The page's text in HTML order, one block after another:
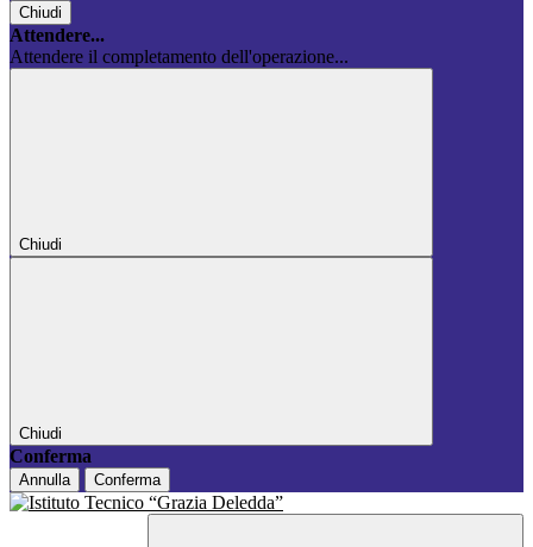
Chiudi
Attendere...
Attendere il completamento dell'operazione...
Chiudi
Chiudi
Conferma
Annulla Conferma